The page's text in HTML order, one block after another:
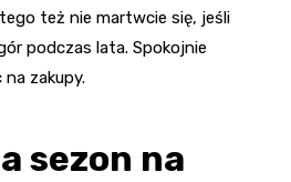
też nie martwcie się, jeśli
podczas lata. Spokojnie
zakupy.
sezon na